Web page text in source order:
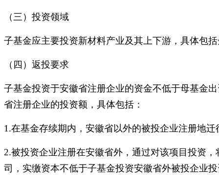
（三）投资领域
子基金应主要投资新材料产业及其上下游，具体包
（四）返投要求
子基金投资于安徽省注册企业的资金不低于母基金
省注册企业的投资额，具体包括：
1.在基金存续期内，安徽省以外的被投企业注册地
2.被投资企业注册在安徽省外，通过对该项目投资
司，实缴资本不低于子基金投资安徽省外被投企业